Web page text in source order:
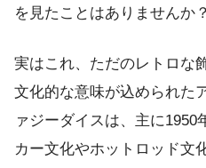
を見たことはありませんか？
実はこれ、ただのレトロな
文化的な意味が込められた
ァジーダイスは、主に
カー文化やホットロッド文